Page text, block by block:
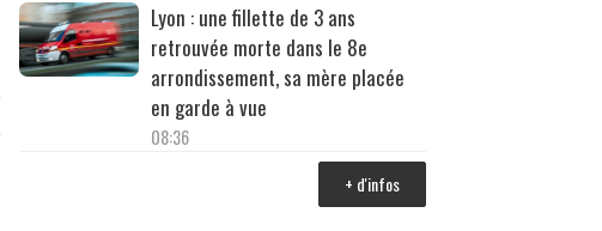
Lyon : une fillette de 3 ans
retrouvée morte dans le 8e
arrondissement, sa mère placée
en garde à vue
08:36
+ d'infos